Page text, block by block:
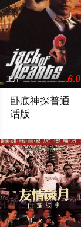
正片 6.0
卧底神探普通
话版